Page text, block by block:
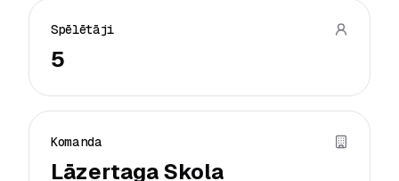
Spēlētāji
5
Komanda
Lāzertaga Skola